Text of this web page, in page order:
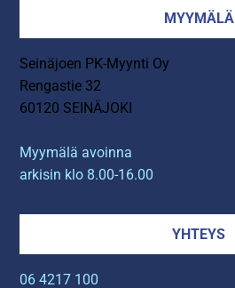
MYYMÄLÄ
Seinäjoen PK-Myynti Oy
Rengastie 32
60120 SEINÄJOKI
Myymälä avoinna
arkisin klo 8.00-16.00
YHTEYS
06 4217 100